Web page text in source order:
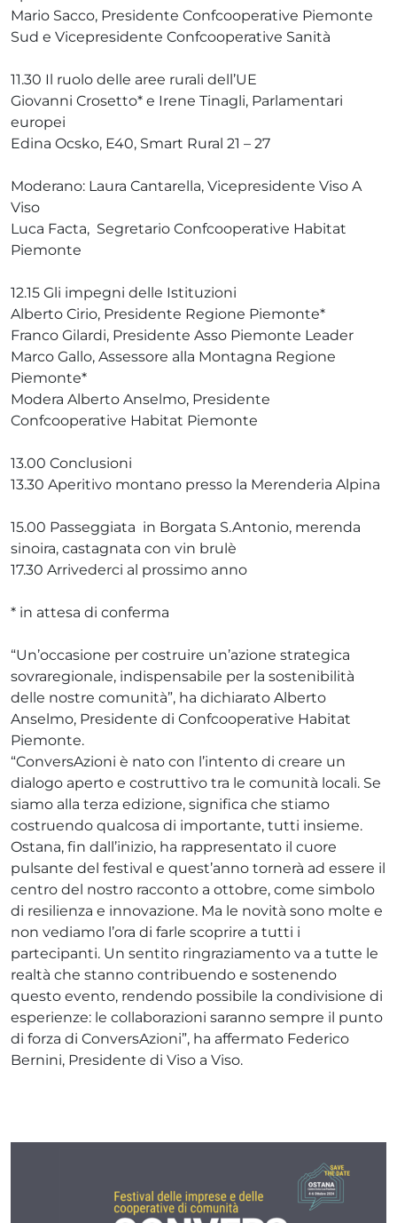
Mario Sacco, Presidente Confcooperative Piemonte
Sud e Vicepresidente Confcooperative Sanità
11.30 Il ruolo delle aree rurali dell’UE
Giovanni Crosetto* e Irene Tinagli, Parlamentari
europei
Edina Ocsko, E40, Smart Rural 21 – 27
Moderano: Laura Cantarella, Vicepresidente Viso A
Viso
Luca Facta, Segretario Confcooperative Habitat
Piemonte
12.15 Gli impegni delle Istituzioni
Alberto Cirio, Presidente Regione Piemonte*
Franco Gilardi, Presidente Asso Piemonte Leader
Marco Gallo, Assessore alla Montagna Regione
Piemonte*
Modera Alberto Anselmo, Presidente
Confcooperative Habitat Piemonte
13.00 Conclusioni
13.30 Aperitivo montano presso la Merenderia Alpina
15.00 Passeggiata in Borgata S.Antonio, merenda
sinoira, castagnata con vin brulè
17.30 Arrivederci al prossimo anno
* in attesa di conferma
“Un’occasione per costruire un’azione strategica
sovraregionale, indispensabile per la sostenibilità
delle nostre comunità”, ha dichiarato Alberto
Anselmo, Presidente di Confcooperative Habitat
Piemonte.
“ConversAzioni è nato con l’intento di creare un
dialogo aperto e costruttivo tra le comunità locali. Se
siamo alla terza edizione, significa che stiamo
costruendo qualcosa di importante, tutti insieme.
Ostana, fin dall’inizio, ha rappresentato il cuore
pulsante del festival e quest’anno tornerà ad essere il
centro del nostro racconto a ottobre, come simbolo
di resilienza e innovazione. Ma le novità sono molte e
non vediamo l’ora di farle scoprire a tutti i
partecipanti. Un sentito ringraziamento va a tutte le
realtà che stanno contribuendo e sostenendo
questo evento, rendendo possibile la condivisione di
esperienze: le collaborazioni saranno sempre il punto
di forza di ConversAzioni”, ha affermato Federico
Bernini, Presidente di Viso a Viso.